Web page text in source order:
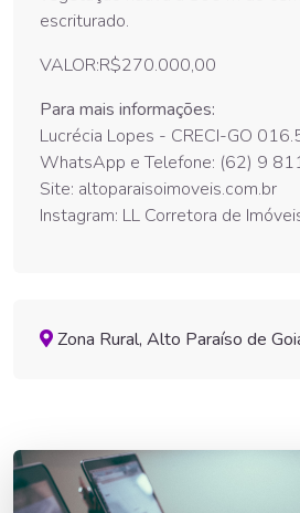
escriturado.
VALOR:R$270.000,00
Para mais informações:
Lucrécia Lopes - CRECI-GO
WhatsApp e Telefone: (62) 9
Site: altoparaisoimoveis.com.br
Instagram: LL Corretora de
Zona Rural, Alto Paraíso de